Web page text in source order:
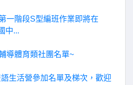
一階段S型編班作業即將在
中...
導體育類社團名單~
生活營參加名單及梯次，歡迎